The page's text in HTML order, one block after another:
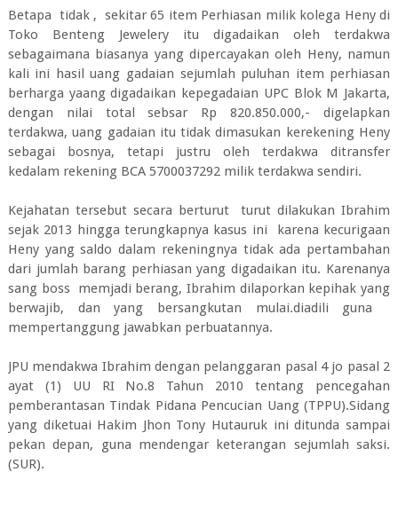
Betapa tidak , sekitar 65 item Perhiasan milik kolega Heny di
Toko Benteng Jewelery itu digadaikan oleh terdakwa
sebagaimana biasanya yang dipercayakan oleh Heny, namun
kali ini hasil uang gadaian sejumlah puluhan item perhiasan
berharga yaang digadaikan kepegadaian UPC Blok M Jakarta,
dengan nilai total sebsar Rp 820.850.000,- digelapkan
terdakwa, uang gadaian itu tidak dimasukan kerekening Heny
sebagai bosnya, tetapi justru oleh terdakwa ditransfer
kedalam rekening BCA 5700037292 milik terdakwa sendiri.
Kejahatan tersebut secara berturut turut dilakukan Ibrahim
sejak 2013 hingga terungkapnya kasus ini karena kecurigaan
Heny yang saldo dalam rekeningnya tidak ada pertambahan
dari jumlah barang perhiasan yang digadaikan itu. Karenanya
sang boss memjadi berang, Ibrahim dilaporkan kepihak yang
berwajib, dan yang bersangkutan mulai.diadili guna
mempertanggung jawabkan perbuatannya.
JPU mendakwa Ibrahim dengan pelanggaran pasal 4 jo pasal 2
ayat (1) UU RI No.8 Tahun 2010 tentang pencegahan
pemberantasan Tindak Pidana Pencucian Uang (TPPU).Sidang
yang diketuai Hakim Jhon Tony Hutauruk ini ditunda sampai
pekan depan, guna mendengar keterangan sejumlah saksi.
(SUR).